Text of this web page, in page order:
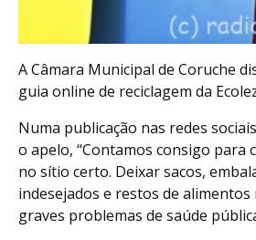
A Câmara Municipal de Coruche
guia online de reciclagem da
Numa publicação nas redes
o apelo, “Contamos consigo para
no sítio certo. Deixar sacos,
indesejados e restos de
graves problemas de saúde